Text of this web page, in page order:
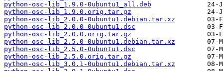
python-osc-lib_1.9.0-0ubuntu1_all.deb
python-osc-lib_1.9.0.orig.tar.gz
python-osc-lib_2.0.0-0ubuntu1.debian.tar.xz
python-osc-lib_2.0.0-0ubuntu1.dsc
python-osc-lib_2.0.0.orig.tar.gz
python-osc-lib_2.5.0-0ubuntu1.debian.tar.xz
python-osc-lib_2.5.0-0ubuntu1.dsc
python-osc-lib_2.5.0.orig.tar.gz
python-osc-lib_3.0.1-0ubuntu1.debian.tar.xz